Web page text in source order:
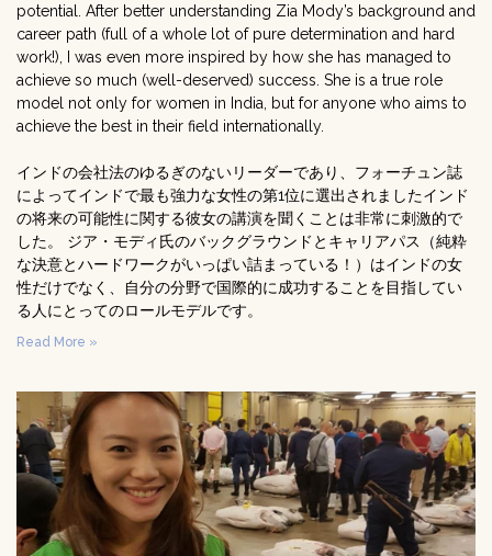
potential. After better understanding Zia Mody’s background and
career path (full of a whole lot of pure determination and hard
work!), I was even more inspired by how she has managed to
achieve so much (well-deserved) success. She is a true role
model not only for women in India, but for anyone who aims to
achieve the best in their field internationally.
インドの会社法のゆるぎのないリーダーであり、フォーチュン誌
によってインドで最も強力な女性の第1位に選出されましたインド
の将来の可能性に関する彼女の講演を聞くことは非常に刺激的で
した。 ジア・モディ氏のバックグラウンドとキャリアパス（純粋
な決意とハードワークがいっぱい詰まっている！）はインドの女
性だけでなく、自分の分野で国際的に成功することを目指してい
る人にとってのロールモデルです。
Read More »